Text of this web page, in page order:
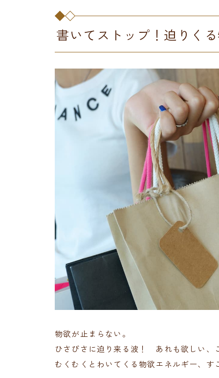
書いてストップ！迫りく
物欲が止まらない。
ひさびさに迫り来る波！ あれも欲しい、
むくむくとわいてくる物欲エネルギー、す